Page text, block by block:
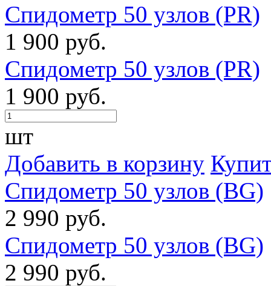
Спидометр 50 узлов (PR)
1 900 руб.
Спидометр 50 узлов (PR)
1 900 руб.
шт
Добавить в корзину
Спидометр 50 узлов (BG)
2 990 руб.
Спидометр 50 узлов (BG)
2 990 руб.